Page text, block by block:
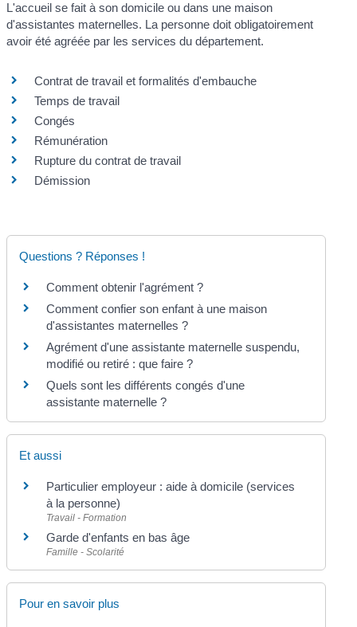
L'accueil se fait à son domicile ou dans une maison
d'assistantes maternelles. La personne doit obligatoirement
avoir été agréée par les services du département.
Contrat de travail et formalités d'embauche
Temps de travail
Congés
Rémunération
Rupture du contrat de travail
Démission
Questions ? Réponses !
Comment obtenir l'agrément ?
Comment confier son enfant à une maison
d'assistantes maternelles ?
Agrément d'une assistante maternelle suspendu,
modifié ou retiré : que faire ?
Quels sont les différents congés d'une
assistante maternelle ?
Et aussi
Particulier employeur : aide à domicile (services
à la personne)
Travail - Formation
Garde d'enfants en bas âge
Famille - Scolarité
Pour en savoir plus